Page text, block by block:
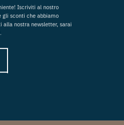
sconti che abbiamo
nostra newsletter, sarai